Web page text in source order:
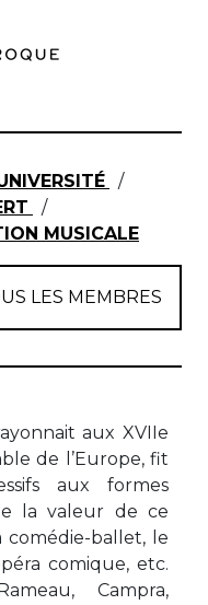
/
/
MUSICALE
LES MEMBRES
aux XVIIe
de l’Europe, fit
aux formes
la valeur de ce
comédie-ballet, le
comique, etc.
Campra,